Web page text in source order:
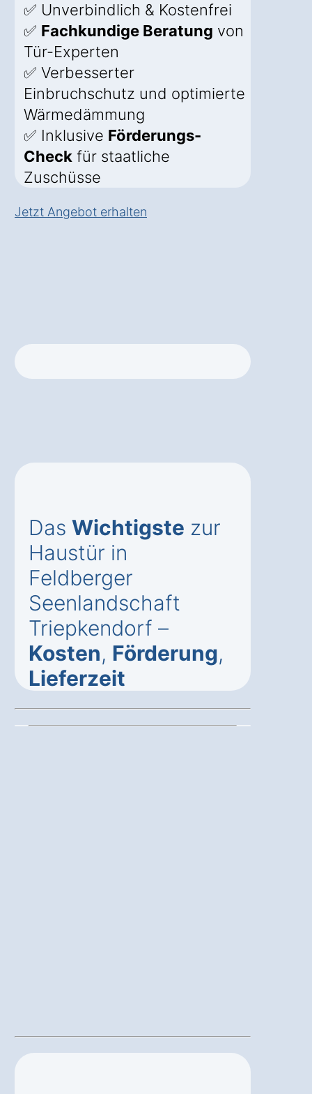
✅ Unverbindlich & Kostenfrei
✅ Fachkundige Beratung von
Tür-Experten
✅ Verbesserter
Einbruchschutz und optimierte
Wärmedämmung
✅ Inklusive Förderungs-
Check für staatliche
Zuschüsse
Jetzt Angebot erhalten
Das Wichtigste zur
Haustür in
Feldberger
Seenlandschaft
Triepkendorf –
Kosten, Förderung,
Lieferzeit